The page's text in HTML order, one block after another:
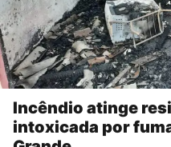
Incêndio atinge
intoxicada por